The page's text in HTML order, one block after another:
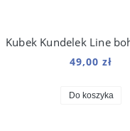
49,00 zł
Do koszyka